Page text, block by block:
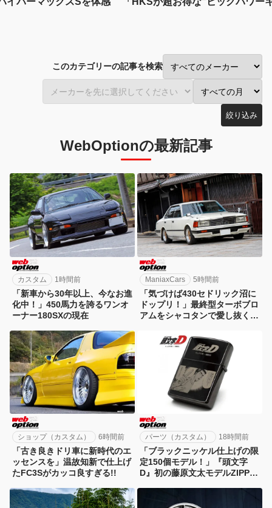
このカテゴリーの記事を検索
絞り込み
WebOptionの最新記事
カスタム 1時間前
「新車から30年以上、今なお進
化中！」450馬力を誇るワンオ
ーナー180SXの現在
ManiaxCars 5時間前
「気づけば430セドリック沼に
ドップリ！」最終型ターボブロ
アムをシャコタンで愛し抜く男
ショップ（カスタム） 6時間前
「古き良きドリ車に新時代のエ
ッセンスを」温故知新で仕上げ
たFC3Sがカッコ良すぎる!!
パーツ（カスタム） 18時間前
「ブラックニッケル仕上げの限
定150個モデル！」『頭文字
D』初の藤原文太モデルZIPPO